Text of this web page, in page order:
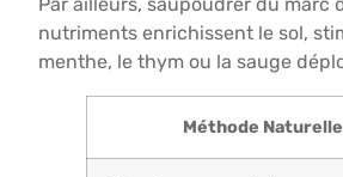
nutriments enrichissent le sol,
menthe, le thym ou la sauge
Méthode Naturelle